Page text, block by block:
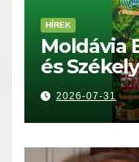
HÍREK
Moldávia
és
2026-07-31